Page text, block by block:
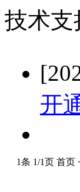
技术支
开
1条 1/1页 首页